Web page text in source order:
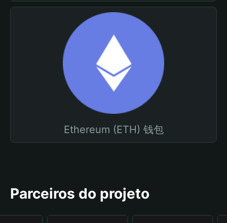
Ethereum (ETH) 钱包
Parceiros do projeto